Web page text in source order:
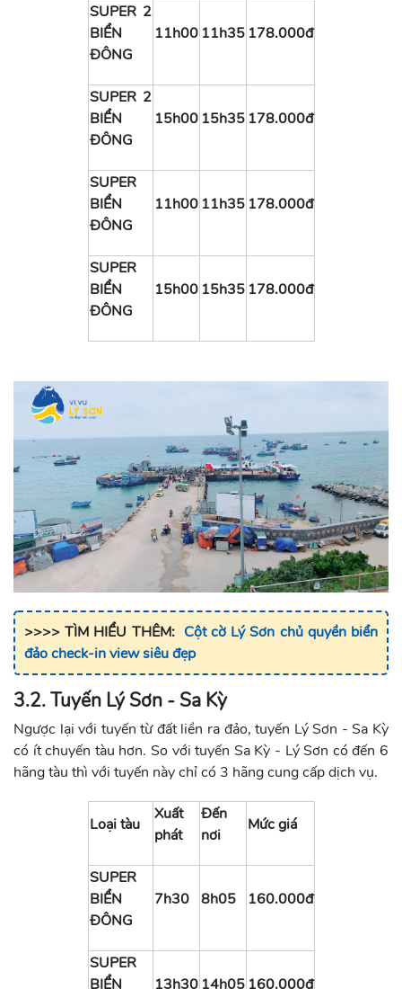
SUPER 2
BIỂN
ĐÔNG
11h00 11h35 178.000đ
SUPER 2
BIỂN
ĐÔNG
15h00 15h35 178.000đ
SUPER
BIỂN
ĐÔNG
11h00 11h35 178.000đ
SUPER
BIỂN
ĐÔNG
15h00 15h35 178.000đ
>>>> TÌM HIỂU THÊM: Cột cờ Lý Sơn chủ quyền biển
đảo check-in view siêu đẹp
3.2. Tuyến Lý Sơn - Sa Kỳ
Ngược lại với tuyến từ đất liền ra đảo, tuyến Lý Sơn - Sa Kỳ
có ít chuyến tàu hơn. So với tuyến Sa Kỳ - Lý Sơn có đến 6
hãng tàu thì với tuyến này chỉ có 3 hãng cung cấp dịch vụ.
Loại tàu
Xuất
phát
Đến
nơi
Mức giá
SUPER
BIỂN
ĐÔNG
7h30 8h05 160.000đ
SUPER
BIỂN
13h30 14h05 160.000đ